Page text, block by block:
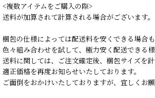
<複数アイテムをご購入の際>
送料が加算されて計算される場合がございます。
梱包の仕様によっては配送料を安くできる場合も
色々組み合わせを試して、極力安く配送できる
送料に関しては、ご注文確定後、梱包サイズを
適正価格を再度お知らせいたしております。
ご面倒をおかけいたしておりますが、宜しくお願